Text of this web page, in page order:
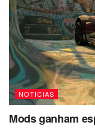
NOTICIAS
Mods ganham